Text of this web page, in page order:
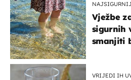
Vježbe
sigurnih
smanjiti
VRIJEDI IH